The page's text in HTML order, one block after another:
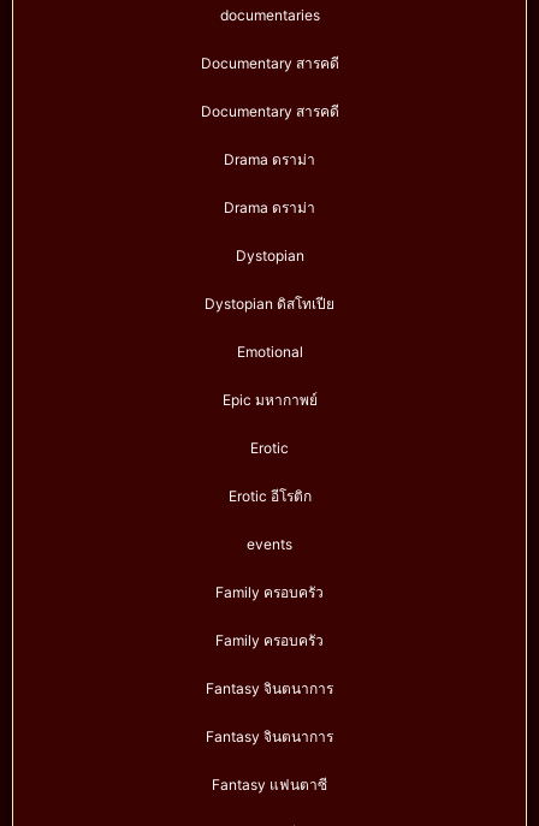
documentaries
Documentary สารคดี
Documentary สารคดี
Drama ดราม่า
Drama ดราม่า
Dystopian
Dystopian ดิสโทเปีย
Emotional
Epic มหากาพย์
Erotic
Erotic อีโรติก
events
Family ครอบครัว
Family ครอบครัว
Fantasy จินตนาการ
Fantasy จินตนาการ
Fantasy แฟนตาซี